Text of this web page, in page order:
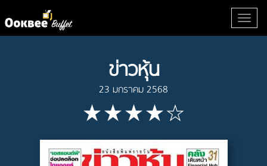
ข่าวหุ้น
23 มกราคม 2568